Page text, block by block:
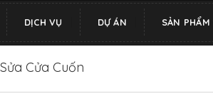
DỊCH VỤ DỰ ÁN SẢN PHẨM
Sửa Cửa Cuốn